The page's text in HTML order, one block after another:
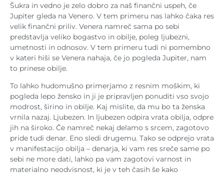
Šukra in vedno je zelo dobro za naš finančni uspeh, če
Jupiter gleda na Venero. V tem primeru nas lahko čaka res
velik finančni priliv. Venera namreč sama po sebi
predstavlja veliko bogastvo in obilje, poleg ljubezni,
umetnosti in odnosov. V tem primeru tudi ni pomembno
v kateri hiši se Venera nahaja, če jo pogleda Jupiter, nam
to prinese obilje.
To lahko hudomušno primerjamo z resnim moškim, ki
pogleda lepo žensko in ji je pripravljen ponuditi vso svojo
modrost, širino in obilje. Kaj mislite, da mu bo ta ženska
vrnila nazaj. Ljubezen. In ljubezen odpira vrata obilja, odpre
jih na široko. Če namreč nekaj delamo s srcem, zagotovo
pride tudi denar. Eno sledi drugemu. Tako se odprejo vrata
v manifestacijo obilja – denarja, ki vam res sreče same po
sebi ne more dati, lahko pa vam zagotovi varnost in
materialno neodvisnost, ki je v teh časih še kako